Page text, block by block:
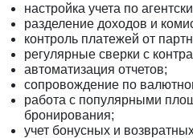
настройка учета по
разделение доходов и
контроль платежей от
регулярные сверки с
автоматизация отчетов;
сопровождение по
работа с популярными
бронирования;
учет бонусных и